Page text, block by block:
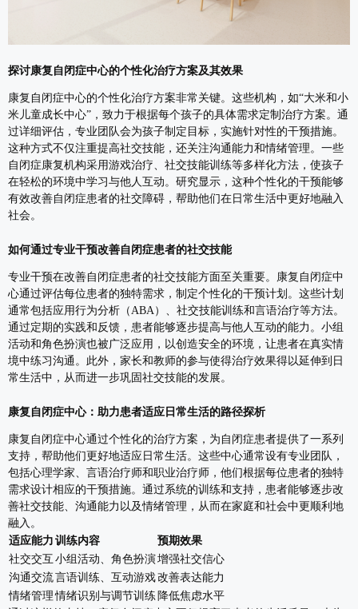
探讨康复自闭症中心的个性化治疗方案及其效果
康复自闭症中心的个性化治疗方案非常关键。这些机构，如“大米和小
米儿童成长中心”，致力于根据每个孩子的具体需求定制治疗方案。通
过详细评估，专业团队会为孩子制定目标，实施针对性的干预措施。
这种方式不仅注重提高社交技能，还关注沟通能力和情绪管理。一些
自闭症康复机构采用游戏治疗、社交技能训练等多样化方法，使孩子
在轻松的环境中学习与他人互动。研究显示，这种个性化的干预能够
有效改善自闭症患者的社交障碍，帮助他们在日常生活中更好地融入
社会。
如何通过专业干预改善自闭症患者的社交技能
专业干预在改善自闭症患者的社交技能方面至关重要。康复自闭症中
心通过评估每位患者的独特需求，制定个性化的干预计划。这些计划
通常包括应用行为分析（ABA）、社交技能训练和言语治疗等方法。
通过定期的实践和反馈，患者能够逐步提高与他人互动的能力。小组
活动和角色扮演也被广泛应用，以创造安全的环境，让患者在真实情
境中练习沟通。此外，家长和教师的参与使得治疗效果得以延伸到日
常生活中，从而进一步巩固社交技能的发展。
康复自闭症中心：助力患者适应日常生活的路径探析
康复自闭症中心通过个性化的治疗方案，为自闭症患者提供了一系列
支持，帮助他们更好地适应日常生活。这些中心通常设有专业团队，
包括心理学家、言语治疗师和职业治疗师，他们根据每位患者的独特
需求设计相应的干预措施。通过系统的训练和支持，患者能够逐步改
善社交技能、沟通能力以及情绪管理，从而在家庭和社会中更顺利地
融入。
适应能力 训练内容
预期效果
社交交互 小组活动、角色扮演增强社交信心
沟通交流言语训练、互动游戏改善表达能力
情绪管理 情绪识别与调节训练 降低焦虑水平